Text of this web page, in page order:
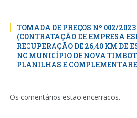
TOMADA DE PREÇOS Nº 002/
(CONTRATAÇÃO DE EMPRESA
RECUPERAÇÃO DE 26,40 KM DE
NO MUNICÍPIO DE NOVA
PLANILHAS E
Os comentários estão encerrados.